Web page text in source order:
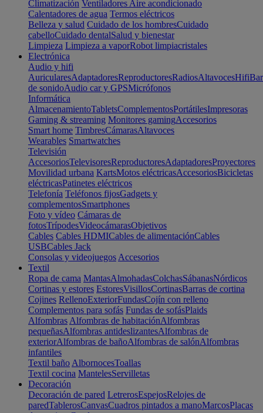
Climatización Ventiladores Aire acondicionado
Calentadores de agua Termos eléctricos
Belleza y salud Cuidado de los hombresCuidado
cabelloCuidado dentalSalud y bienestar
Limpieza Limpieza a vaporRobot limpiacristales
Electrónica
Audio y hifi
AuricularesAdaptadoresReproductoresRadiosAltavocesHifi
de sonidoAudio car y GPSMicrófonos
Informática
AlmacenamientoTabletsComplementosPortátilesImpresoras
Gaming & streaming Monitores gamingAccesorios
Smart home TimbresCámarasAltavoces
Wearables Smartwatches
Televisión
AccesoriosTelevisoresReproductoresAdaptadoresProyectores
Movilidad urbana KartsMotos eléctricasAccesoriosBicicletas
eléctricasPatinetes eléctricos
Telefonía Teléfonos fijosGadgets y
complementosSmartphones
Foto y vídeo Cámaras de
fotosTrípodesVideocámarasObjetivos
Cables Cables HDMICables de alimentaciónCables
USBCables Jack
Consolas y videojuegos Accesorios
Textil
Ropa de cama MantasAlmohadasColchasSábanasNórdicos
Cortinas y estores EstoresVisillosCortinasBarras de cortina
Cojines RellenoExteriorFundasCojín con relleno
Complementos para sofás Fundas de sofásPlaids
Alfombras Alfombras de habitaciónAlfombras
pequeñasAlfombras antideslizantesAlfombras de
exteriorAlfombras de bañoAlfombras de salónAlfombras
infantiles
Textil baño AlbornocesToallas
Textil cocina MantelesServilletas
Decoración
Decoración de pared LetrerosEspejosRelojes de
paredTablerosCanvasCuadros pintados a manoMarcosPlacas